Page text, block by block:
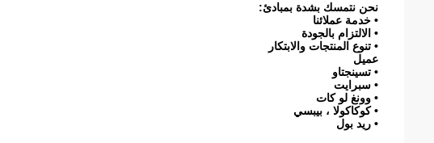
نحن نتمسك بشدة بمبادئ:
• خدمة عملائنا
• الالتزام بالجودة
• تنوع المنتجات والابتكار
عميل
• تسينجتاو
• سبرايت
• وونغ لو كات
• كوكاكولا ، بيبسي
• ريد بول